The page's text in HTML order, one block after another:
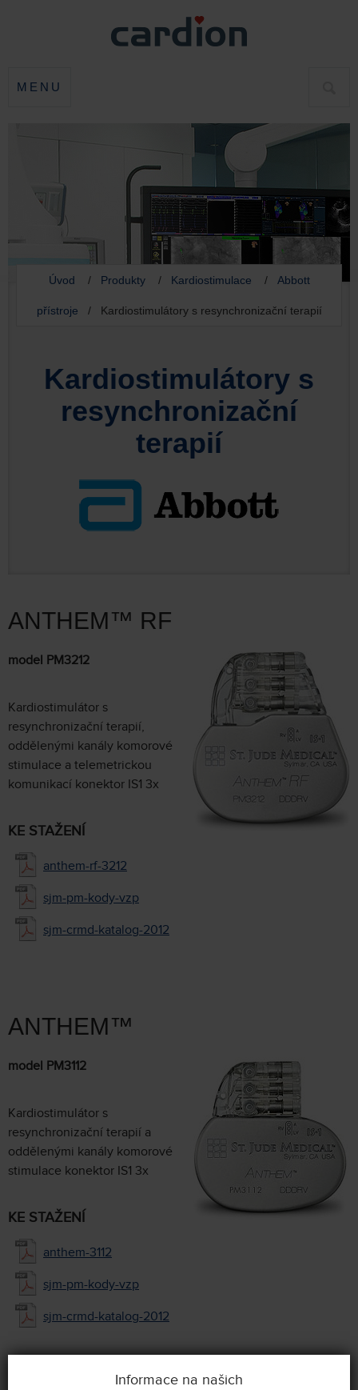
MENU
Úvod / Produkty/ Kardiostimulace / Abbott
přístroje / Kardiostimulátory s resynchronizační terapií
Kardiostimulátory s
resynchronizační
terapií
ANTHEM™ RF
model PM3212
Kardiostimulátor s
resynchronizační terapií,
oddělenými kanály komorové
stimulace a telemetrickou
komunikací konektor IS1 3x
KE STAŽENÍ
anthem-rf-3212
sjm-pm-kody-vzp
sjm-crmd-katalog-2012
ANTHEM™
model PM3112
Kardiostimulátor s
resynchronizační terapií a
oddělenými kanály komorové
stimulace konektor IS1 3x
KE STAŽENÍ
anthem-3112
sjm-pm-kody-vzp
sjm-crmd-katalog-2012
Informace na našich